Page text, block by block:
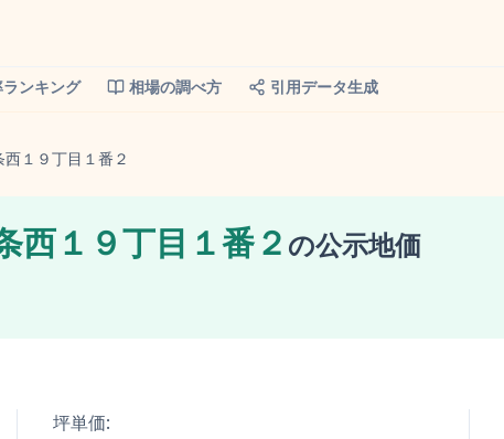
ンキング 相場の調べ方 引用データ生成
１９丁目１番２
西１９丁目１番２ の公示地価
坪単価: